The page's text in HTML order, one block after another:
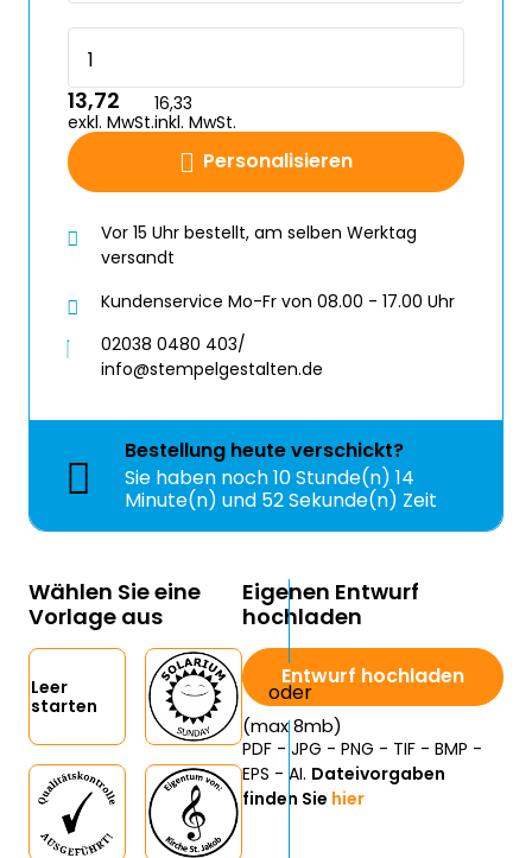
Personalisieren
13,72
exkl. MwSt.
16,33
inkl. MwSt.
Vor 15 Uhr bestellt, am selben Werktag
versandt
Kundenservice Mo-Fr von 08.00 - 17.00 Uhr
02038 0480 403/
info@stempelgestalten.de
Bestellung heuteverschickt?
Sie haben noch10 Stunde(n) 14
Minute(n) und 52 Sekunde(n) Zeit
Wählen Sie eine
Vorlage aus
Leer
starten
Eigenen Entwurf
hochladen
Entwurf hochladen
(max 8mb)
PDF - JPG - PNG - TIF - BMP -
EPS - AI. Dateivorgaben
finden Sie hier